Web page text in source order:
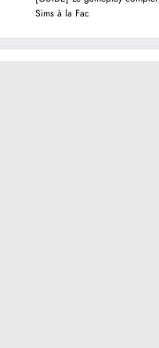
Sims à la Fac